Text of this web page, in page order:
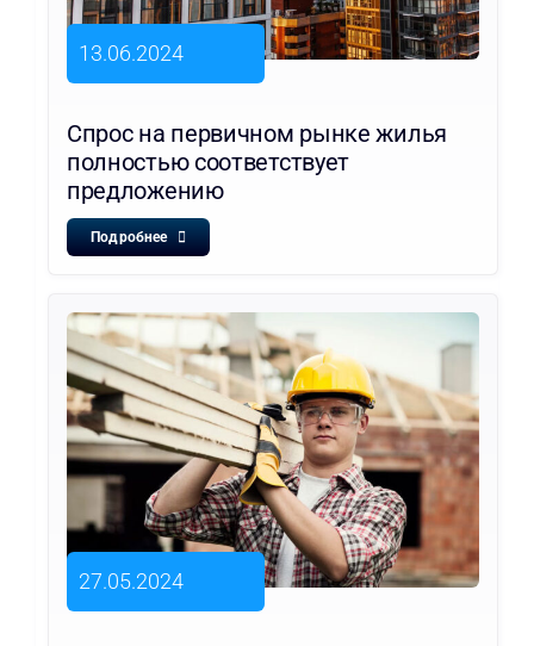
13.06.2024
Спрос на первичном рынке жилья
полностью соответствует
предложению
Подробнее
27.05.2024